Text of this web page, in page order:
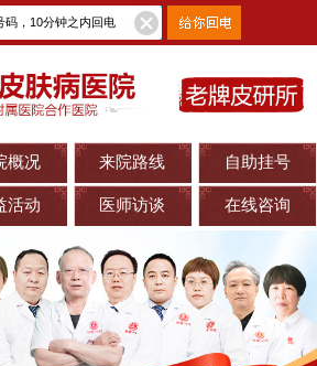
概况 来院路线 自助挂号
活动 医师访谈 在线咨询